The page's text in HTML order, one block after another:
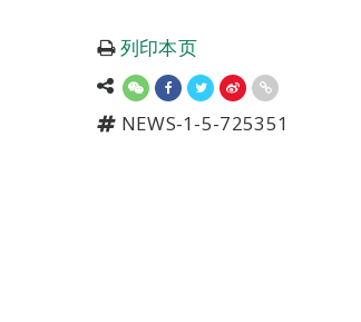
列印本页
NEWS-1-5-725351